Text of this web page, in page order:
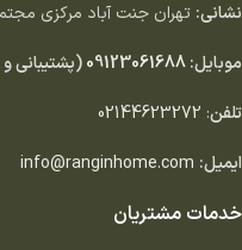
نشانی: تهران جنت آباد مركزى
موبایل:09123061688(پشتیبانی
تلفن:
02144623272
ایمیل: info@ranginhome.com
خدمات مشتریان